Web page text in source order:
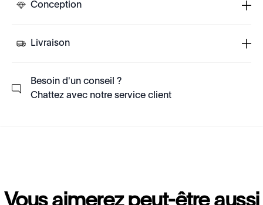
Conception
Livraison
Besoin d'un conseil ?
Chattez avec notre service client